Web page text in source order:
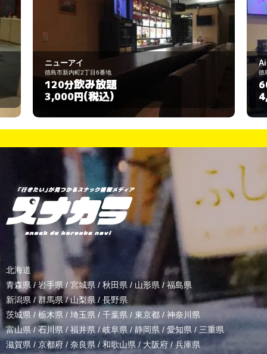
Aine
徳島市紺屋町7
60分飲み放題
4,000円
北海道
青森県 / 岩手県/ 宮城県 / 秋田県 / 山形県/ 福島県
新潟県 /群馬県/山梨県 / 長野県
茨城県 / 栃木県 / 埼玉県 / 千葉県 / 東京都 / 神奈川県
富山県 /石川県/福井県/岐阜県 / 静岡県 / 愛知県 / 三重県
滋賀県 / 京都府 / 奈良県 / 和歌山県/ 大阪府 /兵庫県